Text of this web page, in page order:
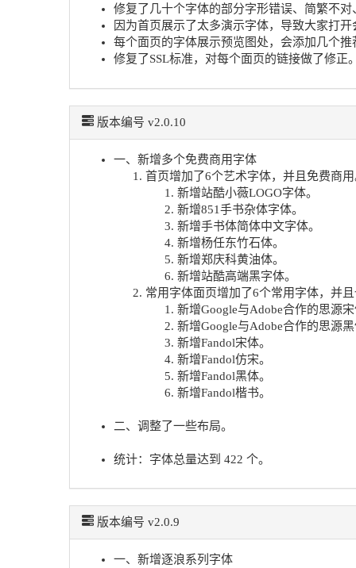
修复了几十个字体的部分字形错误、简繁不
因为首页展示了太多演示字体，导致大家打
每个面页的字体展示预览图处，会添加几个推
修复了SSL标准，对每个面页的链接做了修正
版本编号 v2.0.10
一、新增多个免费商用字体
首页增加了6个艺术字体，并且免费商
新增站酷小薇LOGO字体。
新增851手书杂体字体。
新增手书体简体中文字体。
新增杨任东竹石体。
新增郑庆科黄油体。
新增站酷高端黑字体。
常用字体面页增加了6个常用字体，并
新增Google与Adobe合作的思源
新增Google与Adobe合作的思源
新增Fandol宋体。
新增Fandol仿宋。
新增Fandol黑体。
新增Fandol楷书。
二、调整了一些布局。
统计：字体总量达到 422 个。
版本编号 v2.0.9
一、新增逐浪系列字体